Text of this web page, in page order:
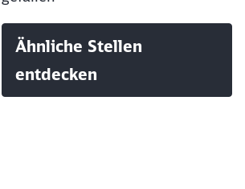
Ähnliche Stellen
entdecken